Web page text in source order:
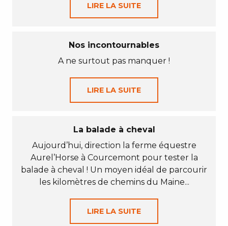
LIRE LA SUITE
Nos incontournables
A ne surtout pas manquer !
LIRE LA SUITE
La balade à cheval
Aujourd’hui, direction la ferme équestre
Aurel’Horse à Courcemont pour tester la
balade à cheval ! Un moyen idéal de parcourir
les kilomètres de chemins du Maine...
LIRE LA SUITE